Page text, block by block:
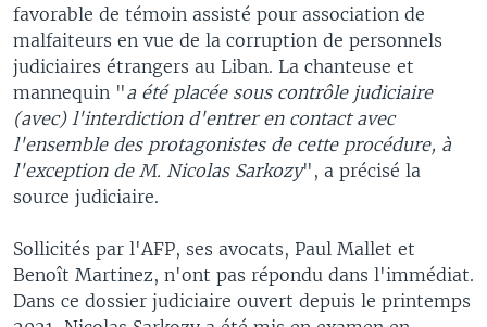
favorable de témoin assisté pour association de
malfaiteurs en vue de la corruption de personnels
judiciaires étrangers au Liban. La chanteuse et
mannequin "a été placée sous contrôle judiciaire
(avec) l'interdiction d'entrer en contact avec
l'ensemble des protagonistes de cette procédure, à
l'exception de M. Nicolas Sarkozy", a précisé la
source judiciaire.
Sollicités par l'AFP, ses avocats, Paul Mallet et
Benoît Martinez, n'ont pas répondu dans l'immédiat.
Dans ce dossier judiciaire ouvert depuis le printemps